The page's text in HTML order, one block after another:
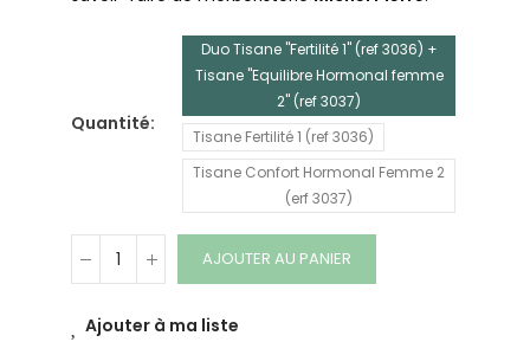
Quantité
Duo Tisane "Fertilité 1" (ref 3036) +
Tisane "Equilibre Hormonal femme
2" (ref 3037)
Tisane Fertilité 1 (ref 3036)
Tisane Confort Hormonal Femme 2
(erf 3037)
AJOUTER AU PANIER
Ajouter à ma liste